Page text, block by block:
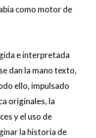
como motor de
e interpretada
dan la mano texto,
ello, impulsado
originales, la
y el uso de
la historia de